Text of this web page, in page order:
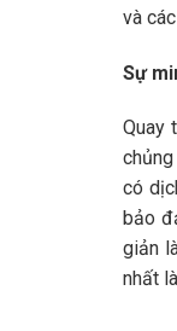
và
Sự
Quay
có
bảo
giản
nhất